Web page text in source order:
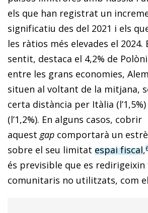
els que han registrat un
significatiu des del 2021 i els
les ràtios més elevades el 2024.
sentit, destaca el 4,2% de
entre les grans economies,
situen al voltant de la mitjana,
certa distància per Itàlia
(l’1,2%). En alguns casos, cobrir
aquest gap comportarà un
sobre el seu limitat espai fiscal,
és previsible que es redirigeixin
comunitaris no utilitzats, com